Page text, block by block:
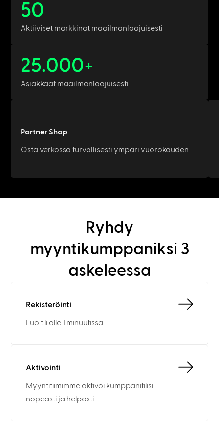
Aktiiviset markkinat maailmanlaajuisesti
50
Asiakkaat maailmanlaajuisesti
25.000+
Partner Shop
Osta verkossa turvallisesti ympäri vuorokauden
Ryhdy
myyntikumppaniksi 3
askeleessa
Rekisteröinti
Luo tili alle 1 minuutissa.
Aktivointi
Myyntitiimimme aktivoi kumppanitilisi
nopeasti ja helposti.